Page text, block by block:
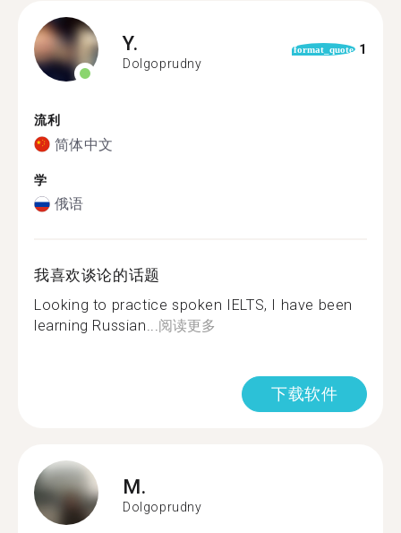
Y.
Dolgoprudny
format_quote 1
流利
简体中文
学
俄语
我喜欢谈论的话题
Looking to practice spoken IELTS, I have been
learning Russian...阅读更多
下载软件
M.
Dolgoprudny